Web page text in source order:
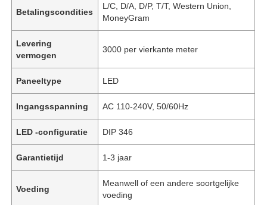
Betalingscondities
L/C, D/A, D/P, T/T, Western Union,
MoneyGram
Levering
vermogen
3000 per vierkante meter
Paneeltype LED
Ingangsspanning AC 110-240V, 50/60Hz
LED -configuratie DIP 346
Garantietijd 1-3 jaar
Voeding
Meanwell of een andere soortgelijke
voeding